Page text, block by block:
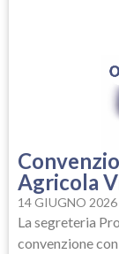
Agricola
14 GIUGNO 2026
La segreteria
convenzione